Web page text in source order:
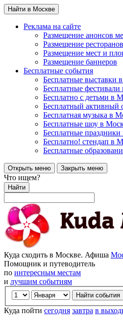
Найти в Москве
Реклама на сайте
Размещение анонсов
Размещение
Размещение мест и
Размещение баннеров
Бесплатные события
Бесплатные выставки
Бесплатные
Бесплатно с детьми в
Бесплатный активный
Бесплатная музыка в
Бесплатные шоу в
Бесплатные
Бесплатно! стендап в
Бесплатные
Открыть меню Закрыть меню
Что ищем?
Найти
Куда сходить в Москве. Афиша
Помощник и путеводитель
по интересным местам
и лучшим событиям
Куда пойти сегодня завтра в